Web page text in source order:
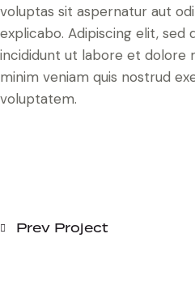
voluptas sit aspernatur aut
explicabo. Adipiscing elit, sed
incididunt ut labore et dolore
minim veniam quis nostrud
voluptatem.
Prev Project